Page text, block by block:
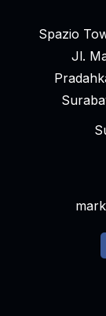
Spazio
Jl.